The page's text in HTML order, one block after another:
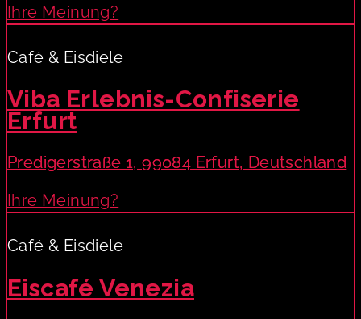
Ihre Meinung?
Café & Eisdiele
Viba Erlebnis-Confiserie
Erfurt
Predigerstraße 1, 99084 Erfurt, Deutschland
Ihre Meinung?
Café & Eisdiele
Eiscafé Venezia